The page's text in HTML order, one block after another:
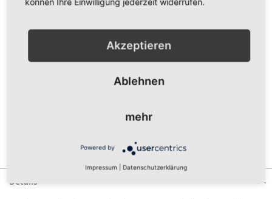
In den Warenkorb
Gewünschte Größe bitte auswählen
Details
Akzeptieren
Ablehnen
mehr
Powered by
Impressum Datenschutzerklärung